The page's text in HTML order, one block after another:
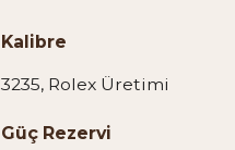
Kalibre
3235, Rolex Üretimi
Güç Rezervi